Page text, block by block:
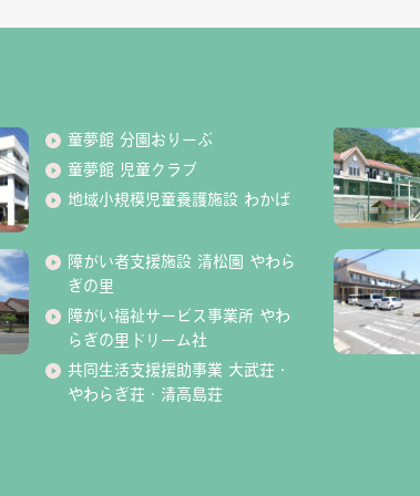
童夢館 分園おりーぶ
童夢館 児童クラブ
地域小規模児童養護施設 わかば
障がい者支援施設 清松園 やわら
ぎの里
障がい福祉サービス事業所 やわ
らぎの里ドリーム社
共同生活支援援助事業 大武荘・
やわらぎ荘・清高島荘